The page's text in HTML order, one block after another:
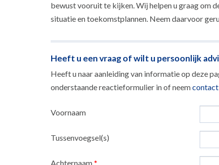
bewust vooruit te kijken. Wij helpen u graag om
situatie en toekomstplannen. Neem daarvoor
Heeft u een vraag of wilt u persoonlijk
Heeft u naar aanleiding van informatie op deze
onderstaande reactieformulier in of neemcontact
Voornaam
Tussenvoegsel(s)
Achternaam *